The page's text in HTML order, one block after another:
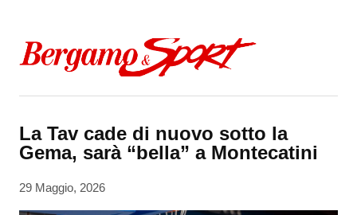
La Tav cade di nuovo sotto la
Gema, sarà “bella” a Montecatini
29 Maggio, 2026